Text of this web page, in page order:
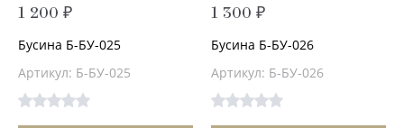
1 200 ₽
Бусина Б-БУ-025
Артикул: Б-БУ-025
1 300 ₽
Бусина Б-БУ-026
Артикул: Б-БУ-026